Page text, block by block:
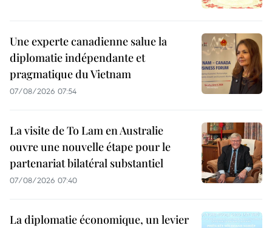
Une experte canadienne salue la
diplomatie indépendante et
pragmatique du Vietnam
07/08/2026 07:54
La visite de To Lam en Australie
ouvre une nouvelle étape pour le
partenariat bilatéral substantiel
07/08/2026 07:40
La diplomatie économique, un levier